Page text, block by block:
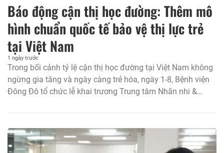
Báo động cận thị học đường: Thêm mô
hình chuẩn quốc tế bảo vệ thị lực trẻ
tại Việt Nam
1 ngày trước
Trong bối cảnh tỷ lệ cận thị học đường tại Việt Nam không
ngừng gia tăng và ngày càng trẻ hóa, ngày 1-8, Bệnh viện
Đông Đô tổ chức lễ khai trương Trung tâm Nhãn nhi &
Việt...